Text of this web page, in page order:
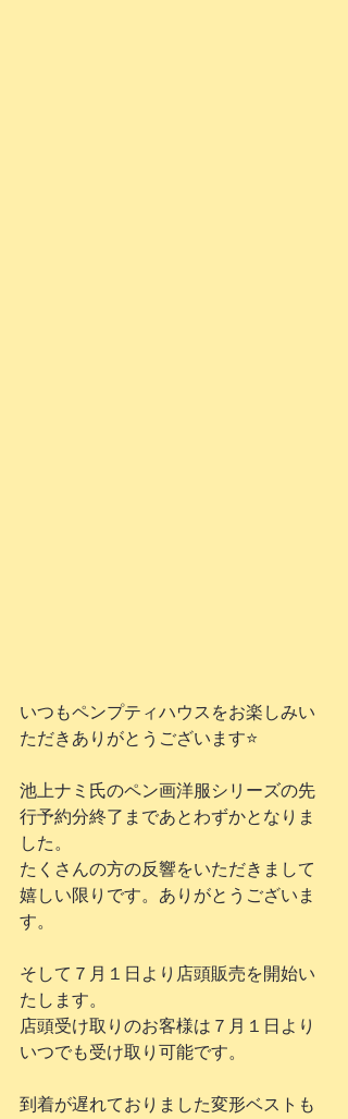
いつもペンプティハウスをお楽しみい
ただきありがとうございます⭐️
池上ナミ氏のペン画洋服シリーズの先
行予約分終了まであとわずかとなりま
した。
たくさんの方の反響をいただきまして
嬉しい限りです。ありがとうございま
す。
そして７月１日より店頭販売を開始い
たします。
店頭受け取りのお客様は７月１日より
いつでも受け取り可能です。
到着が遅れておりました変形ベストも